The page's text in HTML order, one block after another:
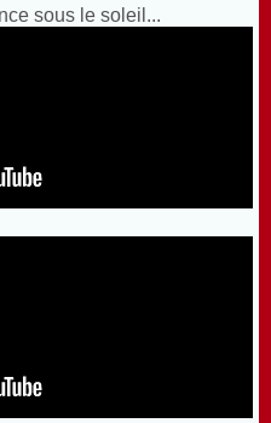
sous le soleil...